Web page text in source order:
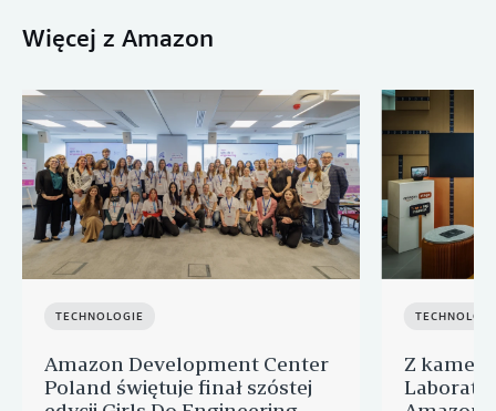
Więcej z Amazon
TECHNOLOGIE
Amazon Development Center
Poland świętuje finał szóstej
Z